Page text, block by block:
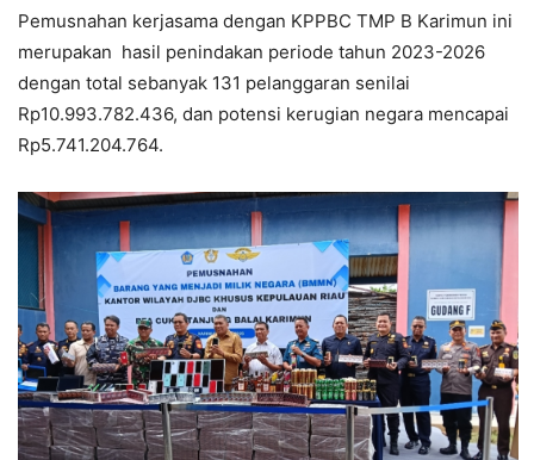
Pemusnahan kerjasama dengan KPPBC TMP B Karimun ini
merupakan hasil penindakan periode tahun 2023-2026
dengan total sebanyak 131 pelanggaran senilai
Rp10.993.782.436, dan potensi kerugian negara mencapai
Rp5.741.204.764.